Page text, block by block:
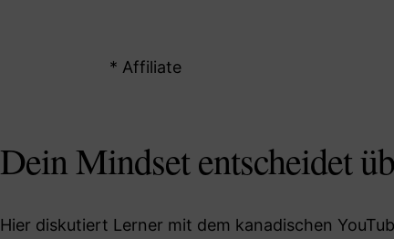
* Affiliate
Dein Mindset entscheidet
Hier diskutiert Lerner mit dem kanadischen